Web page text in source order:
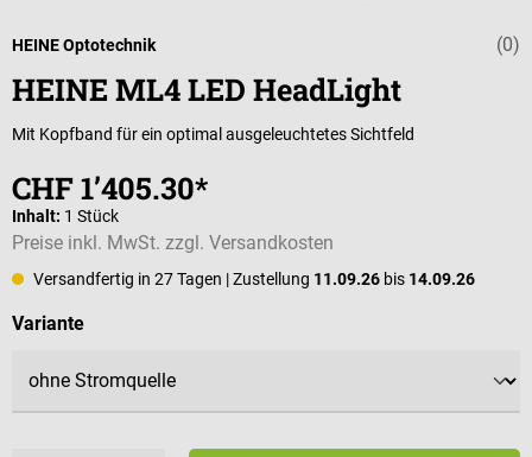
(0)
HEINE Optotechnik
HEINE ML4 LED HeadLight
Mit Kopfband für ein optimal ausgeleuchtetes Sichtfeld
CHF 1’405.30*
Inhalt: 1 Stück
Preise inkl. MwSt. zzgl. Versandkosten
Versandfertig in 27 Tagen | Zustellung 11.09.26 bis 14.09.26
Varianteauswählen